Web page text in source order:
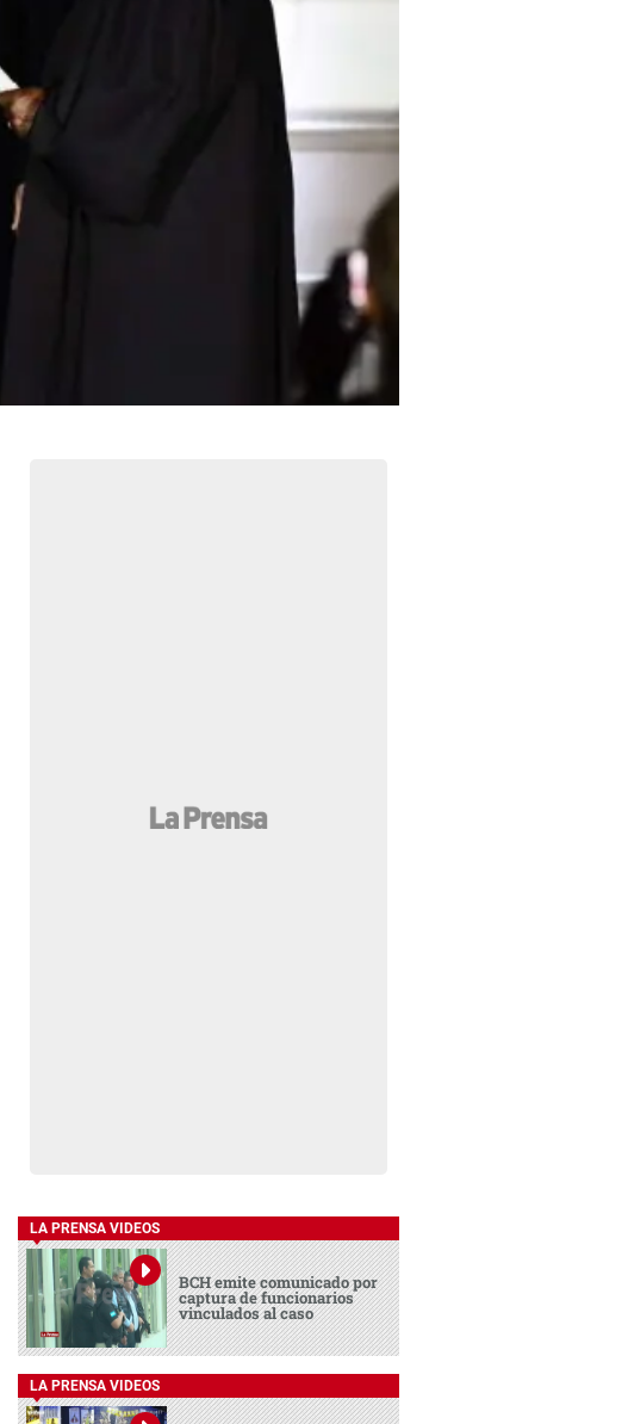
LA PRENSA VIDEOS
BCH emite comunicado por
captura de funcionarios
vinculados al caso
LA PRENSA VIDEOS